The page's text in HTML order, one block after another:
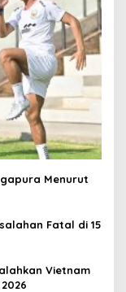
Menurut
Fatal di 15
Vietnam